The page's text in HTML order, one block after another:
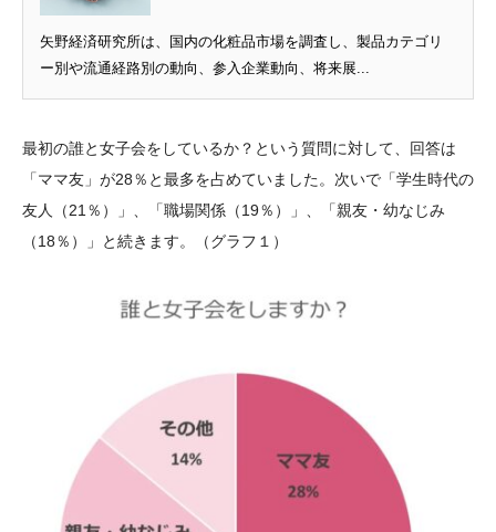
矢野経済研究所は、国内の化粧品市場を調査し、製品カテゴリ
ー別や流通経路別の動向、参入企業動向、将来展...
最初の誰と女子会をしているか？という質問に対して、回答は
「ママ友」が28％と最多を占めていました。次いで「学生時代の
友人（21％）」、「職場関係（19％）」、「親友・幼なじみ
（18％）」と続きます。（グラフ１）